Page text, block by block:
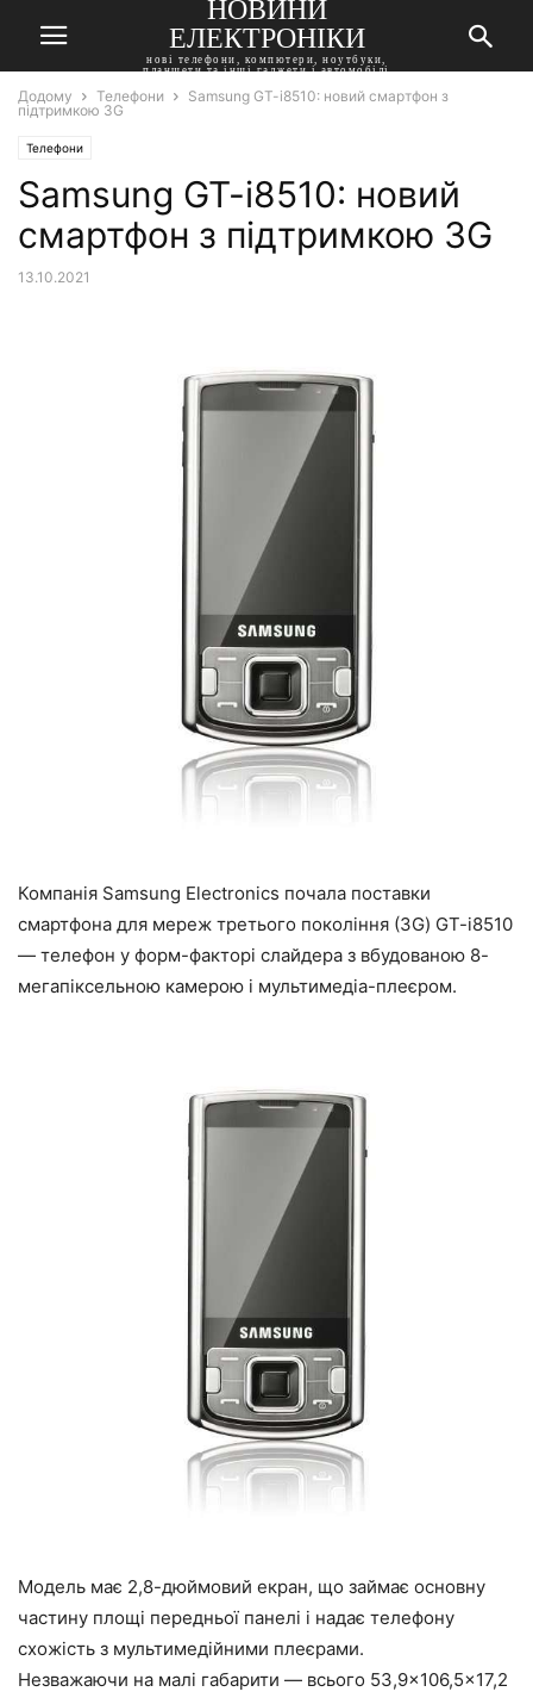
НОВИНИ
ЕЛЕКТРОНІКИ
нові телефони, компютери, ноутбуки,
планшети та інші гаджети і автомобілі
Додому Телефони
Samsung GT-i8510: новий смартфон з
підтримкою 3G
Телефони
Samsung GT-i8510: новий
смартфон з підтримкою 3G
13.10.2021
Компанія Samsung Electronics почала поставки
смартфона для мереж третього покоління (3G) GT-i8510
— телефон у форм-факторі слайдера з вбудованою 8-
мегапіксельною камерою і мультимедіа-плеєром.
Модель має 2,8-дюймовий екран, що займає основну
частину площі передньої панелі і надає телефону
схожість з мультимедійними плеєрами.
Незважаючи на малі габарити — всього 53,9×106,5×17,2